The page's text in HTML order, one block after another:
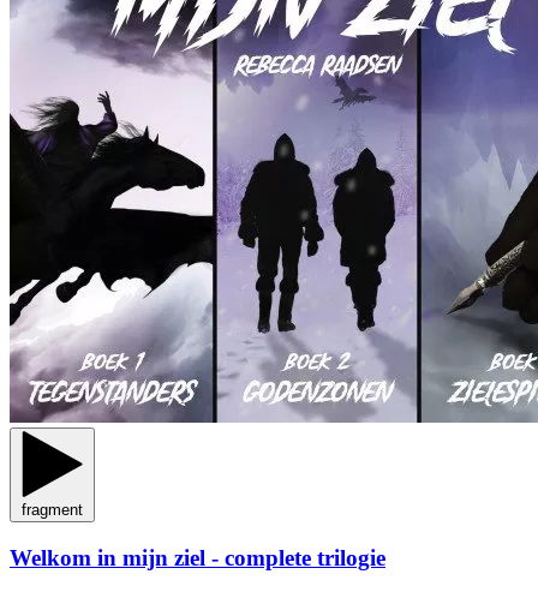
fragment
Welkom in mijn ziel - complete trilogie